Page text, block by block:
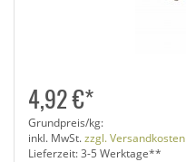
4,92 €*
Grundpreis/kg:
inkl. MwSt.zzgl. Versandkosten
Lieferzeit: 3-5 Werktage**